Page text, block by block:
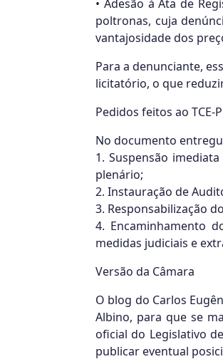
• Adesão à Ata de
poltronas, cuja
vantajosidade dos
Para a denunciante,
licitatório, o que
Pedidos feitos ao TCE-
No documento
1. Suspensão
plenário;
2. Instauração de
3. Responsabilização
4. Encaminhamento
medidas judiciais e
Versão da Câmara
O blog do Carlos
Albino, para que se
oficial do Legislativo
publicar eventual